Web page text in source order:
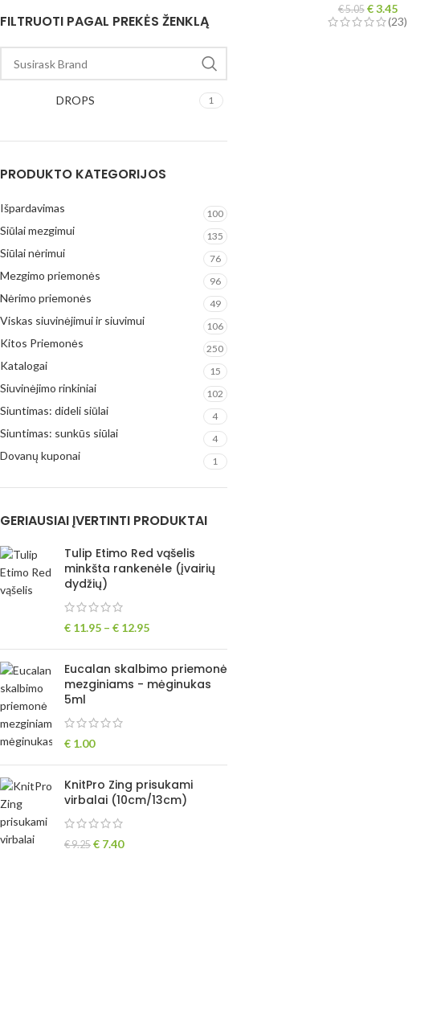
FILTRUOTI PAGAL PREKĖS ŽENKLĄ
DROPS 1
PRODUKTO KATEGORIJOS
Išpardavimas 100
Siūlai mezgimui 135
Siūlai nėrimui 76
Mezgimo priemonės 96
Nėrimo priemonės 49
Viskas siuvinėjimui ir siuvimui 106
Kitos Priemonės 250
Katalogai 15
Siuvinėjimo rinkiniai 102
Siuntimas: dideli siūlai 4
Siuntimas: sunkūs siūlai 4
Dovanų kuponai 1
GERIAUSIAI ĮVERTINTI PRODUKTAI
Tulip Etimo Red vąšelis
minkšta rankenėle (įvairių
dydžių)
€ 11.95 – € 12.95
Eucalan skalbimo priemonė
mezginiams - mėginukas
5ml
€ 1.00
KnitPro Zing prisukami
virbalai (10cm/13cm)
€9.25 € 7.40
€5.05 €3.45
(23)